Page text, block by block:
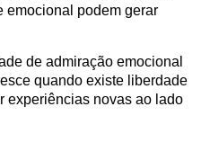
emocional podem gerar
de admiração emocional
quando existe liberdade
experiências novas ao lado